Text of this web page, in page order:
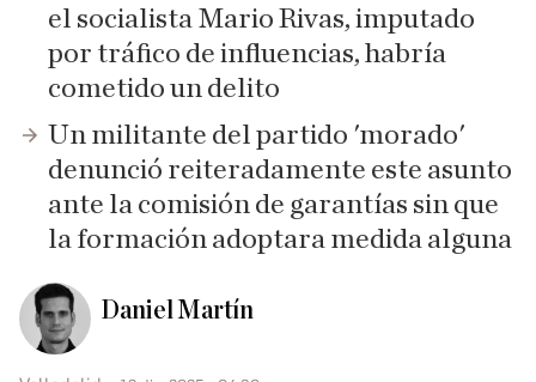
el socialista Mario Rivas, imputado
por tráfico de influencias, habría
cometido un delito
Un militante del partido 'morado'
denunció reiteradamente este asunto
ante la comisión de garantías sin que
la formación adoptara medida alguna
Daniel Martín